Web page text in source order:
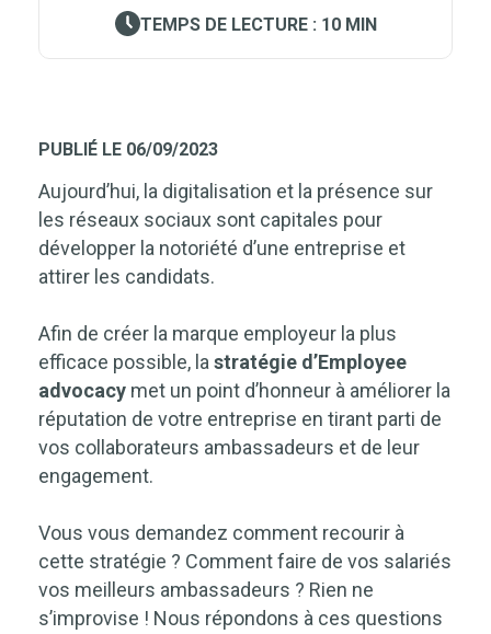
PUBLIÉ LE 06/09/2023
Aujourd’hui, la digitalisation et la présence sur
les réseaux sociaux sont capitales pour
développer la notoriété d’une entreprise et
attirer les candidats.
Afin de créer la marque employeur la plus
efficace possible, la stratégie d’Employee
advocacy met un point d’honneur à améliorer la
réputation de votre entreprise en tirant parti de
vos collaborateurs ambassadeurs et de leur
engagement.
Vous vous demandez comment recourir à
cette stratégie ? Comment faire de vos salariés
vos meilleurs ambassadeurs ? Rien ne
s’improvise ! Nous répondons à ces questions
TEMPS DE LECTURE : 10 MIN